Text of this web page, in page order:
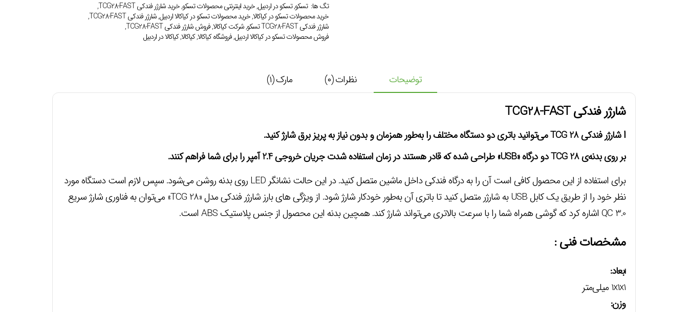
تگ ها: تسکو,تسکو در اردبیل,خرید اینترنتی محصولات تسکو,خرید شارژر فندکی TCG28-FAST
,
خرید محصولات تسکو در کیاکالا,خرید محصولات تسکو در کیاکالا اردبیل,شارژر فندکی TCG28-FAST
,
شارژر فندکی TCG28-FAST تسکو
,شرکت کیاکالا,فروش شارژر فندکی TCG28-FAST
,
فروش محصولات تسکو در کیاکالا اردبیل,فروشگاه کیاکالا,کیاکالا,کیاکالا در اردبیل
توضیحات نظرات (۰) مارک (۱)
شارژر فندکی TCG28-FAST
اشارژر فندکي TCG 28 مي‌توانيد باتري دو دستگاه مختلف را به‌طور همزمان و بدون نياز به پريز برق شارژ کنيد.
بر روي بدنه‌ي TCG 28 دو درگاه «USB» طراحي شده که قادر هستند در زمان استفاده شدت جريان خروجي 2.4 آمپر را براي شما فراهم کنند.
براي استفاده از اين محصول کافي است آن را به درگاه فندکي داخل ماشين متصل کنيد. در اين حالت نشانگر LED روي بدنه روشن مي‌شود. سپس لازم است دستگاه مورد
نظر خود را از طريق يک کابل USB به شارژر متصل کنيد تا باتري آن به‌طور خودکار شارژ شود. از ويژگي هاي بارز شارژر فندکي مدل «TCG 28» مي‌توان به فناوري شارژ سريع
QC 3.0 اشاره کرد که گوشي همراه شما را با سرعت بالاتري مي‌تواند شارژ کند. همچین بدنه این محصول از جنس پلاستیک ABS است.
مشخصات فنی :
ابعاد:
1x1x1 میلی‌متر
وزن: